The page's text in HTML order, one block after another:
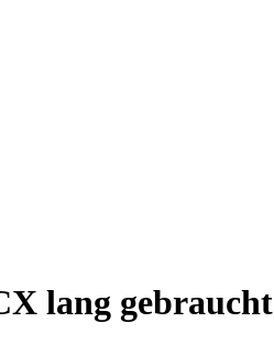
lang gebraucht